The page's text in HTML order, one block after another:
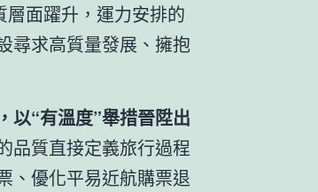
層面躍升，運力安排的
尋求高質量發展、擁抱
以“有溫度”舉措晉陞出
品質直接定義旅行過程
、優化平易近航購票退